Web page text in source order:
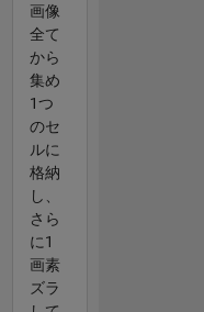
画像
全て
から
集め
1つ
のセ
ルに
格納
し、
さら
に1
画素
ズラ